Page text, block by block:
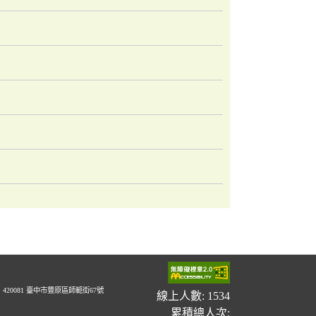
臺中市豐原區師範街67號
線上人數: 1534
累積總人次: